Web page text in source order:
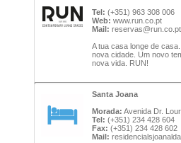
Tel: (+351) 963 308 006
Web: www.run.co.pt
Mail: reservas@run.co.pt
A tua casa longe de
nova cidade. Um novo
nova vida. RUN!
Santa Joana
Morada: Avenida Dr.
Tel: (+351) 234 428 604
Fax: (+351) 234 428 602
Mail: